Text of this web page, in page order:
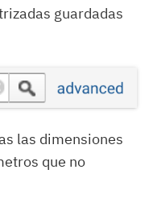
guardadas
las dimensiones
que no